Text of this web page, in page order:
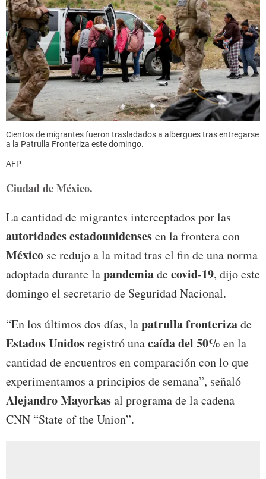
Cientos de migrantes fueron trasladados a albergues tras entregarse
a la Patrulla Fronteriza este domingo.
AFP
Ciudad de México.
La cantidad de migrantes interceptados por las
autoridades estadounidensesen la frontera con
México se redujo a la mitad tras el fin de una norma
adoptada durante lapandemiadecovid-19, dijo este
domingo el secretario de Seguridad Nacional.
“En los últimos dos días, lapatrulla fronterizade
Estados Unidosregistró unacaída del 50% en la
cantidad de encuentros en comparación con lo que
experimentamos a principios de semana”, señaló
Alejandro Mayorkasal programa de la cadena
CNN “State of the Union”.